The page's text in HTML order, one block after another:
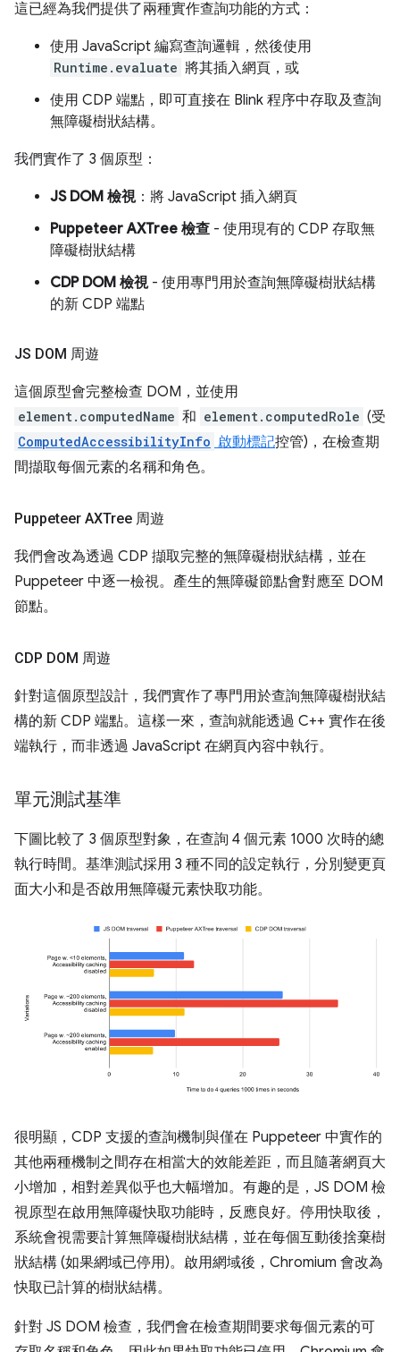
這已經為我們提供了兩種實作查詢功能的方式：
使用 JavaScript 編寫查詢邏輯，然後使用
Runtime.evaluate 將其插入網頁，或
使用 CDP 端點，即可直接在 Blink 程序中存取及查詢
無障礙樹狀結構。
我們實作了 3 個原型：
JS DOM 檢視：將 JavaScript 插入網頁
Puppeteer AXTree 檢查 - 使用現有的 CDP 存取無
障礙樹狀結構
CDP DOM 檢視- 使用專門用於查詢無障礙樹狀結構
的新 CDP 端點
JS DOM 周遊
這個原型會完整檢查 DOM，並使用
element.computedName 和 element.computedRole (受
ComputedAccessibilityInfo 啟動標記控管)，在檢查期
間擷取每個元素的名稱和角色。
Puppeteer AXTree 周遊
我們會改為透過 CDP 擷取完整的無障礙樹狀結構，並在
Puppeteer 中逐一檢視。產生的無障礙節點會對應至 DOM
節點。
CDP DOM 周遊
針對這個原型設計，我們實作了專門用於查詢無障礙樹狀結
構的新 CDP 端點。這樣一來，查詢就能透過 C++ 實作在後
端執行，而非透過 JavaScript 在網頁內容中執行。
單元測試基準
下圖比較了 3 個原型對象，在查詢 4 個元素 1000 次時的總
執行時間。基準測試採用 3 種不同的設定執行，分別變更頁
面大小和是否啟用無障礙元素快取功能。
很明顯，CDP 支援的查詢機制與僅在 Puppeteer 中實作的
其他兩種機制之間存在相當大的效能差距，而且隨著網頁大
小增加，相對差異似乎也大幅增加。有趣的是，JS DOM 檢
視原型在啟用無障礙快取功能時，反應良好。停用快取後，
系統會視需要計算無障礙樹狀結構，並在每個互動後捨棄樹
狀結構 (如果網域已停用)。啟用網域後，Chromium 會改為
快取已計算的樹狀結構。
針對 JS DOM 檢查，我們會在檢查期間要求每個元素的可